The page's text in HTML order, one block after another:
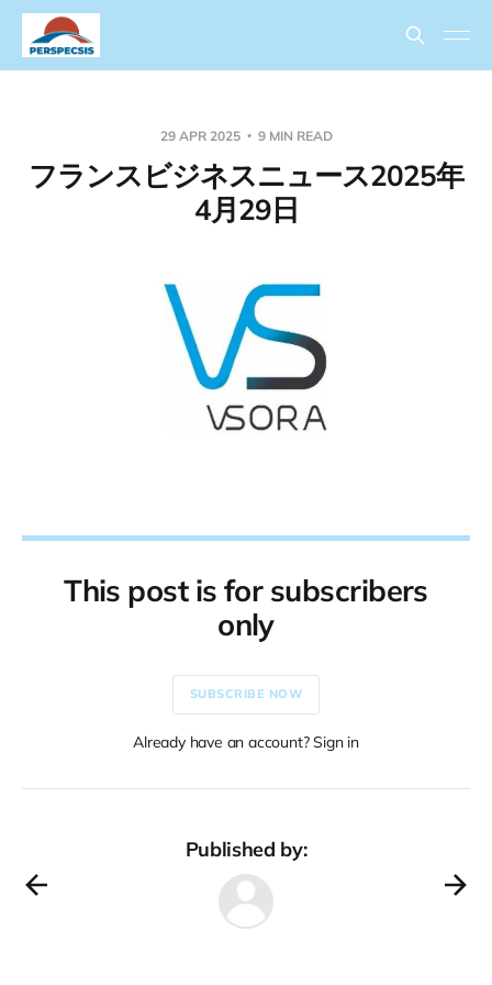
29 APR 2025 9 MIN READ
フランスビジネスニュース2025年
4月29日
This post is for subscribers
only
SUBSCRIBE NOW
Already have an account? Sign in
Published by: